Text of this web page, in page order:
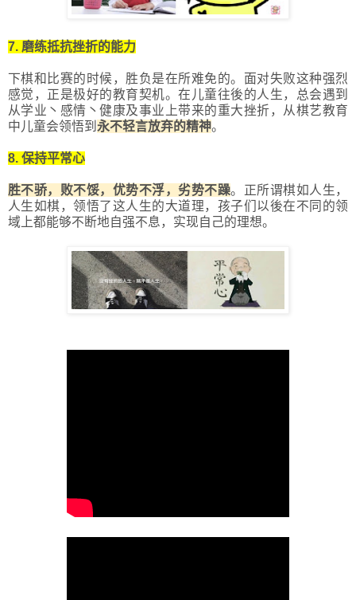
7. 磨练抵抗挫折的能力
下棋和比赛的时候，胜负是在所难免的。面对失败这种强烈
感觉，正是极好的教育契机。在儿童往後的人生，总会遇到
从学业丶感情丶健康及事业上带来的重大挫折，从棋艺教育
中儿童会领悟到 永不轻言放弃的精神。
8. 保持平常心
胜不骄，败不馁，优势不浮，劣势不躁。正所谓棋如人生，
人生如棋，领悟了这人生的大道理，孩子们以後在不同的领
域上都能够不断地自强不息，实现自己的理想。